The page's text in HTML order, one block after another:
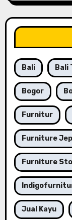
Bali Bali
Bogor
Furnitur
Furniture
Furniture
Jual Kayu